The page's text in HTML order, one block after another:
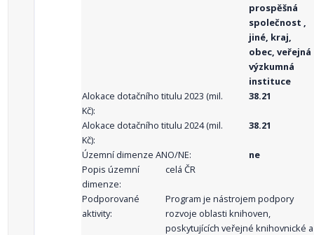
prospěšná
společnost ,
jiné, kraj,
obec, veřejná
výzkumná
instituce
Alokace dotačního titulu 2023 (mil.
Kč):
38.21
Alokace dotačního titulu 2024 (mil.
Kč):
38.21
Územní dimenze ANO/NE:
ne
Popis územní
dimenze:
celá ČR
Podporované
aktivity:
Program je nástrojem podpory
rozvoje oblasti knihoven,
poskytujících veřejné knihovnické a